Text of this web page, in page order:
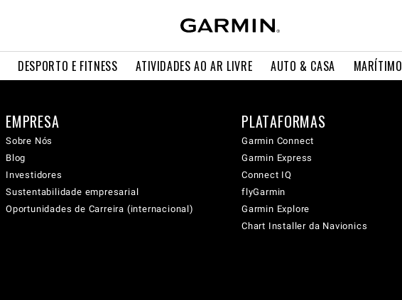
DESPORTO E FITNESS ATIVIDADES AO AR LIVRE AUTO & CASA MARÍTIMO
EMPRESA
Sobre Nós
Blog
Investidores
Sustentabilidade empresarial
Oportunidades de Carreira (internacional)
PLATAFORMAS
Garmin Connect
Garmin Express
Connect IQ
flyGarmin
Garmin Explore
Chart Installer da Navionics